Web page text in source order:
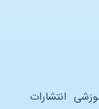
انتشارات